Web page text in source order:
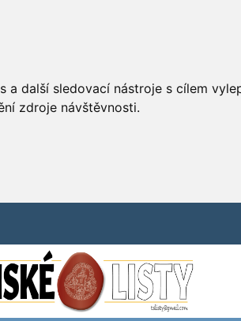
další sledovací nástroje s cílem
zdroje návštěvnosti.